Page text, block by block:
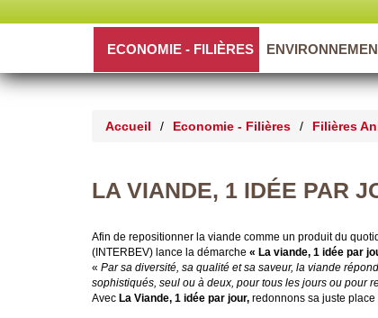
ECONOMIE - FILIÈRES
Accueil / Economie - Filières / Filières
LA VIANDE, 1 IDÉE PAR
Afin de repositionner la viande comme un produit du
(INTERBEV) lance la démarche « La viande, 1 idée par
« Par sa diversité, sa qualité et sa saveur, la viande
sophistiqués, seul ou à deux, pour tous les jours ou pour
Avec La Viande, 1 idée par jour, redonnons sa juste